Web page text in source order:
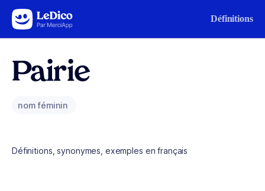
Aller au contenu Définitions
Pairie
nom féminin
Définitions, synonymes, exemples en français